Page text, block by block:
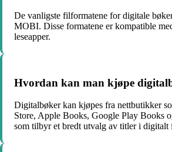
De vanligste filformatene for digitale
MOBI. Disse formatene er kompatible
leseapper.
Hvordan kan man kjøpe
Digitalbøker kan kjøpes fra nettbutikker
Store, Apple Books, Google Play Books
som tilbyr et bredt utvalg av titler i digitalt